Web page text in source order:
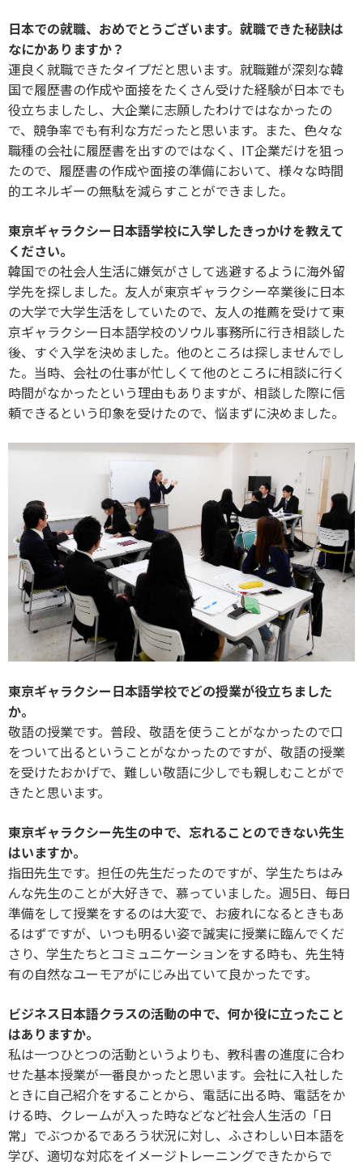
日本での就職、おめでとうございます。就職できた秘訣は
なにかありますか？
運良く就職できたタイプだと思います。就職難が深刻な韓
国で履歴書の作成や面接をたくさん受けた経験が日本でも
役立ちましたし、大企業に志願したわけではなかったの
で、競争率でも有利な方だったと思います。また、色々な
職種の会社に履歴書を出すのではなく、IT企業だけを狙っ
たので、履歴書の作成や面接の準備において、様々な時間
的エネルギーの無駄を減らすことができました。
東京ギャラクシー日本語学校に入学したきっかけを教えて
ください。
韓国での社会人生活に嫌気がさして逃避するように海外留
学先を探しました。友人が東京ギャラクシー卒業後に日本
の大学で大学生活をしていたので、友人の推薦を受けて東
京ギャラクシー日本語学校のソウル事務所に行き相談した
後、すぐ入学を決めました。他のところは探しませんでし
た。当時、会社の仕事が忙しくて他のところに相談に行く
時間がなかったという理由もありますが、相談した際に信
頼できるという印象を受けたので、悩まずに決めました。
東京ギャラクシー日本語学校でどの授業が役立ちました
か。
敬語の授業です。普段、敬語を使うことがなかったので口
をついて出るということがなかったのですが、敬語の授業
を受けたおかげで、難しい敬語に少しでも親しむことがで
きたと思います。
東京ギャラクシー先生の中で、忘れることのできない先生
はいますか。
指田先生です。担任の先生だったのですが、学生たちはみ
んな先生のことが大好きで、慕っていました。週5日、毎日
準備をして授業をするのは大変で、お疲れになるときもあ
るはずですが、いつも明るい姿で誠実に授業に臨んでくだ
さり、学生たちとコミュニケーションをする時も、先生特
有の自然なユーモアがにじみ出ていて良かったです。
ビジネス日本語クラスの活動の中で、何か役に立ったこと
はありますか。
私は一つひとつの活動というよりも、教科書の進度に合わ
せた基本授業が一番良かったと思います。会社に入社した
ときに自己紹介をすることから、電話に出る時、電話をか
ける時、クレームが入った時などなど社会人生活の「日
常」でぶつかるであろう状況に対し、ふさわしい日本語を
学び、適切な対応をイメージトレーニングできたからで